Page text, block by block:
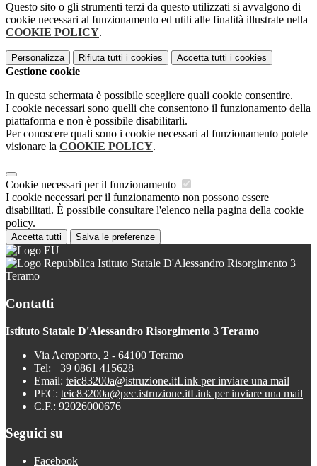
Questo sito o gli strumenti terzi da questo utilizzati si avvalgono di
cookie necessari al funzionamento ed utili alle finalità illustrate nella
COOKIE POLICY.
Personalizza Rifiuta tutti i cookies Accetta tutti i cookies
Gestione cookie
In questa schermata è possibile scegliere quali cookie consentire.
I cookie necessari sono quelli che consentono il funzionamento della
piattaforma e non è possibile disabilitarli.
Per conoscere quali sono i cookie necessari al funzionamento potete
visionare la COOKIE POLICY.
Cookie necessari per il funzionamento
I cookie necessari per il funzionamento non possono essere
disabilitati. È possibile consultare l'elenco nella pagina della cookie
policy.
Accetta tutti Salva le preferenze
Istituto Statale D'Alessandro Risorgimento 3
Teramo
Contatti
Istituto Statale D'Alessandro Risorgimento 3 Teramo
Via Aeroporto, 2 - 64100 Teramo
Tel: +39 0861 415628
Email: teic83200a@istruzione.itLink per inviare una mail
PEC: teic83200a@pec.istruzione.itLink per inviare una mail
C.F.: 92026000676
Seguici su
Facebook